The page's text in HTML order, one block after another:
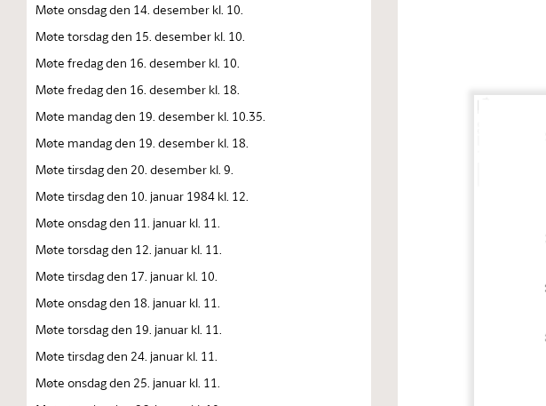
Møte onsdag den 14. desember kl. 10.
Møte torsdag den 15. desember kl. 10.
Møte fredag den 16. desember kl. 10.
Møte fredag den 16. desember kl. 18.
Møte mandag den 19. desember kl. 10.35.
Møte mandag den 19. desember kl. 18.
Møte tirsdag den 20. desember kl. 9.
Møte tirsdag den 10. januar 1984 kl. 12.
Møte onsdag den 11. januar kl. 11.
Møte torsdag den 12. januar kl. 11.
Møte tirsdag den 17. januar kl. 10.
Møte onsdag den 18. januar kl. 11.
Møte torsdag den 19. januar kl. 11.
Møte tirsdag den 24. januar kl. 11.
Møte onsdag den 25. januar kl. 11.